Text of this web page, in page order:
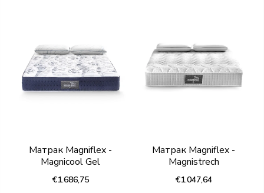
Матрак Magniflex -
Magnicool Gel
€1.686,75
Матрак Magniflex -
Magnistrech
€1.047,64